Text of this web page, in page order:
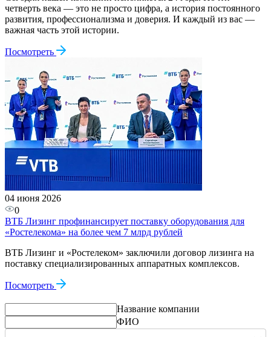
четверть века — это не просто цифра, а история постоянного
развития, профессионализма и доверия. И каждый из вас —
важная часть этой истории.
Посмотреть
04 июня 2026
0
ВТБ Лизинг профинансирует поставку оборудования для
«Ростелекома» на более чем 7 млрд рублей
ВТБ Лизинг и «Ростелеком» заключили договор лизинга на
поставку специализированных аппаратных комплексов.
Посмотреть
Название компании
ФИО